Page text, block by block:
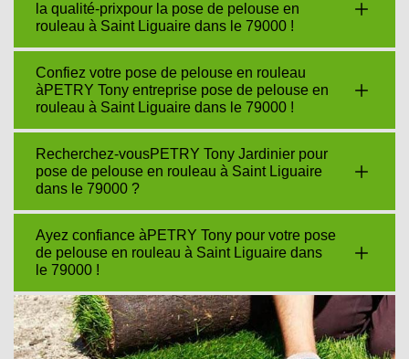
la qualité-prixpour la pose de pelouse en
rouleau à Saint Liguaire dans le 79000 !
Confiez votre pose de pelouse en rouleau
àPETRY Tony entreprise pose de pelouse en
rouleau à Saint Liguaire dans le 79000 !
Recherchez-vousPETRY Tony Jardinier pour
pose de pelouse en rouleau à Saint Liguaire
dans le 79000 ?
Ayez confiance àPETRY Tony pour votre pose
de pelouse en rouleau à Saint Liguaire dans
le 79000 !